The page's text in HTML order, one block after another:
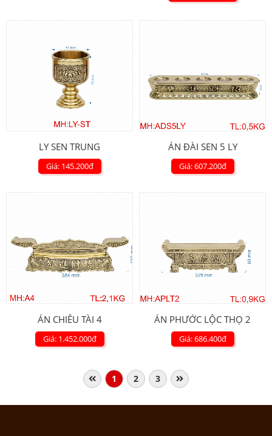
LY SEN TRUNG
Giá: 145.200đ
ÁN ĐÀI SEN 5 LY
Giá: 607.200đ
ÁN CHIÊU TÀI 4
Giá: 1.452.000đ
ÁN PHƯỚC LỘC THỌ 2
Giá: 686.400đ
1 2 3